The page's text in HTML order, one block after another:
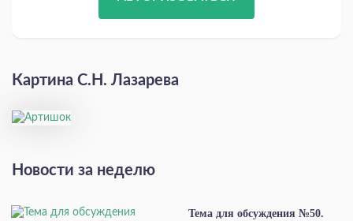
Картина С.Н. Лазарева
Новости за неделю
Тема для обсуждения №50.